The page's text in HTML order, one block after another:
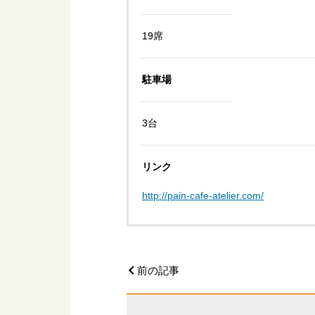
19席
駐車場
3台
リンク
http://pain-cafe-atelier.com/
前の記事